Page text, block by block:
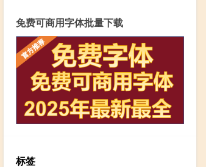
免费可商用字体批量下载
标签